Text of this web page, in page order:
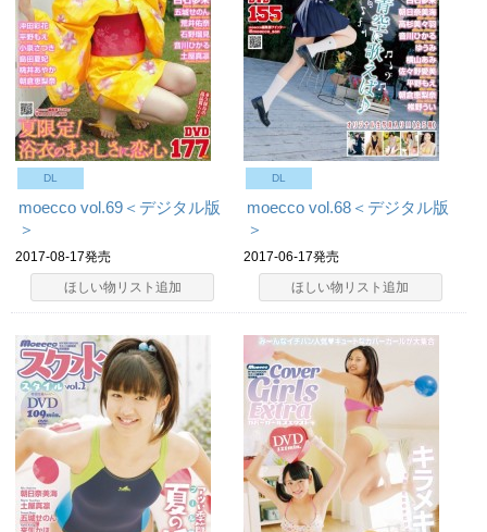
DL
moecco vol.69＜デジタル版
＞
2017-08-17発売
ほしい物リスト追加
DL
moecco vol.68＜デジタル版
＞
2017-06-17発売
ほしい物リスト追加